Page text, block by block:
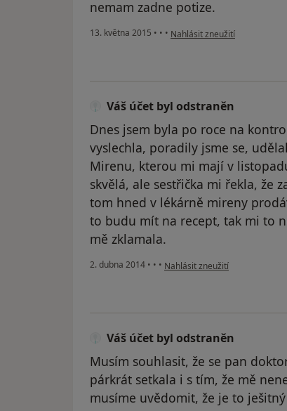
nemam zadne potize.
13. května 2015 • • • podle názoru uživatele Váš
Nahlásit zneužití
Váš účet byl odstraněn
Dnes jsem byla po roce na
vyslechla, poradily jsme se,
Mirenu, kterou mi mají v
skvělá, ale sestřička mi řekla, že
tom hned v lékárně mireny
to budu mít na recept, tak mi to
mě zklamala.
2. dubna 2014 • • • podle názoru uživatele Váš účet
Nahlásit zneužití
Váš účet byl odstraněn
Musím souhlasit, že se pan
párkrát setkala i s tím, že mě
musíme uvědomit, že je to